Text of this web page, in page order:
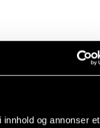
og annonser et
med et vindu så